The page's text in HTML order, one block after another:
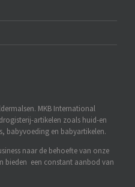
MKB International
artikelen zoals huid-en
babyvoeding en babyartikelen.
naar de behoefte van onze
bieden een constant aanbod van